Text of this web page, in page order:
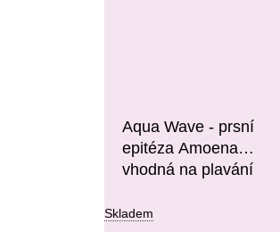
Aqua Wave - prsní
epitéza Amoena
vhodná na plavání
Skladem